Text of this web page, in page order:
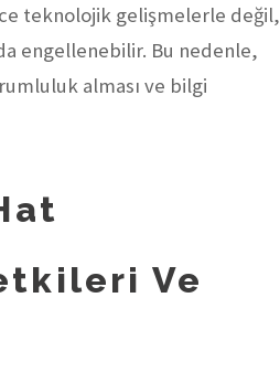
teknolojik gelişmelerle değil,
engellenebilir. Bu nedenle,
alması ve bilgi
Ve